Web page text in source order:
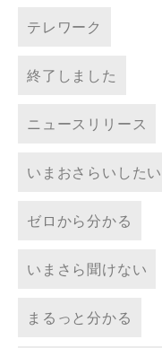
テレワーク
終了しました
ニュースリリース
いまおさらいしたい
ゼロから分かる
いまさら聞けない
まるっと分かる